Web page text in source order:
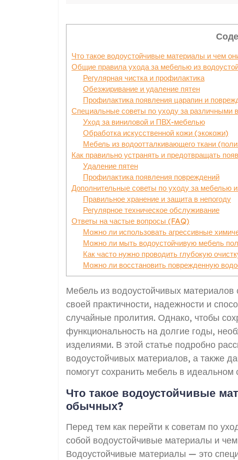
Что такое водоустойчивые материалы и чем
Общие правила ухода за мебелью из
Регулярная чистка и профилактика
Обезжиривание и удаление пятен
Профилактика появления царапин и
Специальные советы по уходу за различными
Уход за виниловой и ПВХ-мебелью
Обработка искусственной кожи (экокожи)
Мебель из водоотталкивающего ткани
Как правильно устранять и предотвращать
Удаление пятен
Профилактика появления повреждений
Дополнительные советы по уходу за мебелью
Правильное хранение и защита в непогоду
Регулярное техническое обслуживание
Ответы на частые вопросы (FAQ)
Можно ли использовать агрессивные
Можно ли мыть водоустойчивую мебель
Как часто нужно проводить глубокую
Можно ли восстановить поврежденную
Мебель из водоустойчивых материалов
своей практичности, надежности и
случайные пролития. Однако, чтобы
функциональность на долгие годы,
изделиями. В этой статье подробно
водоустойчивых материалов, а также
помогут сохранить мебель в идеальном
Что такое водоустойчивые
обычных?
Перед тем как перейти к советам по
собой водоустойчивые материалы и
Водоустойчивые материалы — это